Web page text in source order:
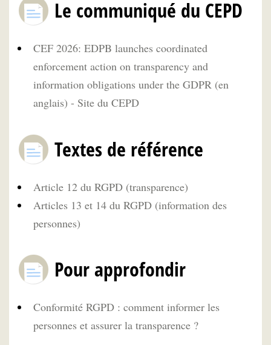
Le communiqué du CEPD
CEF 2026: EDPB launches coordinated
enforcement action on transparency and
information obligations under the GDPR (en
anglais) - Site du CEPD
Textes de référence
Article 12 du RGPD (transparence)
Articles 13 et 14 du RGPD (information des
personnes)
Pour approfondir
Conformité RGPD : comment informer les
personnes et assurer la transparence ?